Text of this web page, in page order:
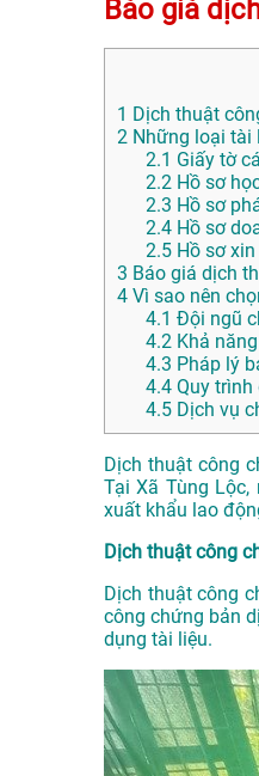
Báo giá
1 Dịch thuật
2 Những loại tài
2.1 Giấy tờ
2.2 Hồ sơ
2.3 Hồ sơ
2.4 Hồ sơ
2.5 Hồ sơ
3 Báo giá dịch
4 Vì sao nên
4.1 Đội ngũ
4.2 Khả
4.3 Pháp lý
4.4 Quy
4.5 Dịch vụ
Dịch thuật công
Tại Xã Tùng
xuất khẩu lao
Dịch thuật công
Dịch thuật công
công chứng bản
dụng tài liệu.